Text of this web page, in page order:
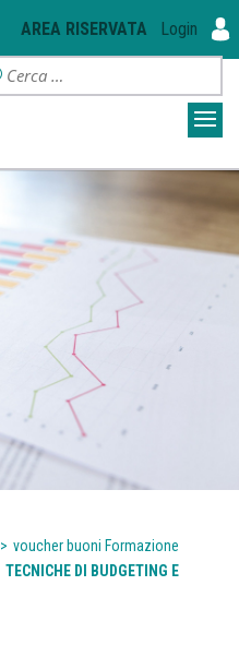
AREA RISERVATA Login
> voucher buoni Formazione
TECNICHE DI BUDGETING E